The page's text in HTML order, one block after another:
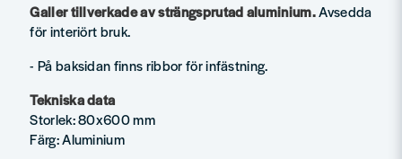
Galler tillverkade av strängsprutad aluminium.Avsedda
för interiört bruk.
- På baksidan finns ribbor för infästning.
Tekniska data
Storlek: 80x600 mm
Färg: Aluminium